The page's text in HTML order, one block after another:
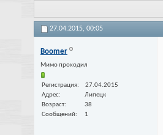
27.04.2015, 00:05
Boomer
Мимо проходил
Регистрация
27.04.2015
Адрес
Липецк
Возраст
38
Сообщений
1